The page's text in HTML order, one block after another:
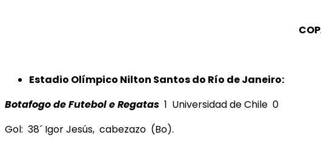
Estadio Olímpico Nilton Santos do Río de Janeiro:
Botafogo de Futebol e Regatas 1 Universidad de Chile 0
Gol: 38´ Igor Jesús, cabezazo (Bo).